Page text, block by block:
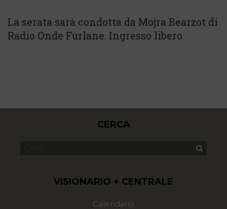
La serata sarà condotta da Mojra Bearzot di
Radio Onde Furlane. Ingresso libero
CERCA
VISIONARIO + CENTRALE
Calendario